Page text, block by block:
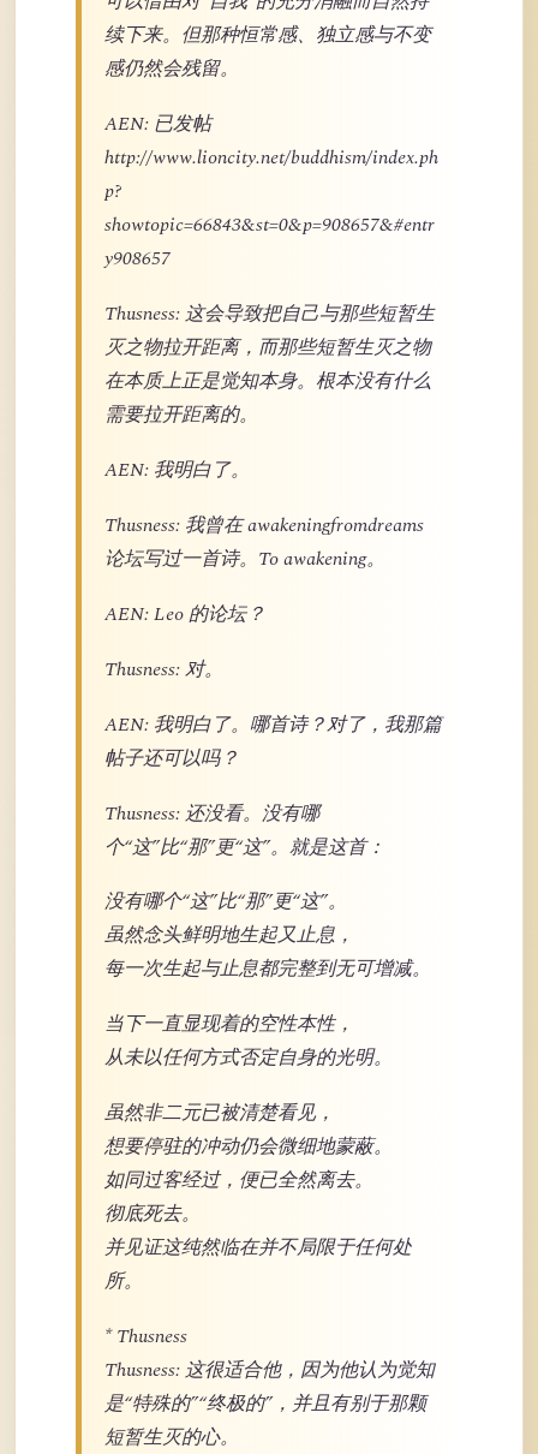
续下来。但那种恒常感、独立感与不变
感仍然会残留。
AEN: 已发帖
http://www.lioncity.net/buddhism/index.ph
p?
showtopic=66843&st=0&p=908657&#entr
y908657
Thusness: 这会导致把自己与那些短暂生
灭之物拉开距离，而那些短暂生灭之物
在本质上正是觉知本身。根本没有什么
需要拉开距离的。
AEN: 我明白了。
Thusness: 我曾在 awakeningfromdreams
论坛写过一首诗。To awakening。
AEN: Leo 的论坛？
Thusness: 对。
AEN: 我明白了。哪首诗？对了，我那篇
帖子还可以吗？
Thusness: 还没看。没有哪
个“这”比“那”更“这”。就是这首：
没有哪个“这”比“那”更“这”。
虽然念头鲜明地生起又止息，
每一次生起与止息都完整到无可增减。
当下一直显现着的空性本性，
从未以任何方式否定自身的光明。
虽然非二元已被清楚看见，
想要停驻的冲动仍会微细地蒙蔽。
如同过客经过，便已全然离去。
彻底死去。
并见证这纯然临在并不局限于任何处
所。
* Thusness
Thusness: 这很适合他，因为他认为觉知
是“特殊的”“终极的”，并且有别于那颗
短暂生灭的心。